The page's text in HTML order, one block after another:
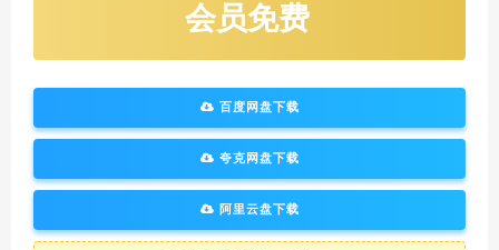
会员免费
百度网盘下载
夸克网盘下载
阿里云盘下载